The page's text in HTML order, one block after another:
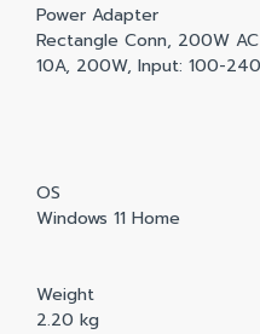
Power Adapter
Rectangle Conn, 200W
10A, 200W, Input: 100-
OS
Windows 11 Home
Weight
2.20 kg